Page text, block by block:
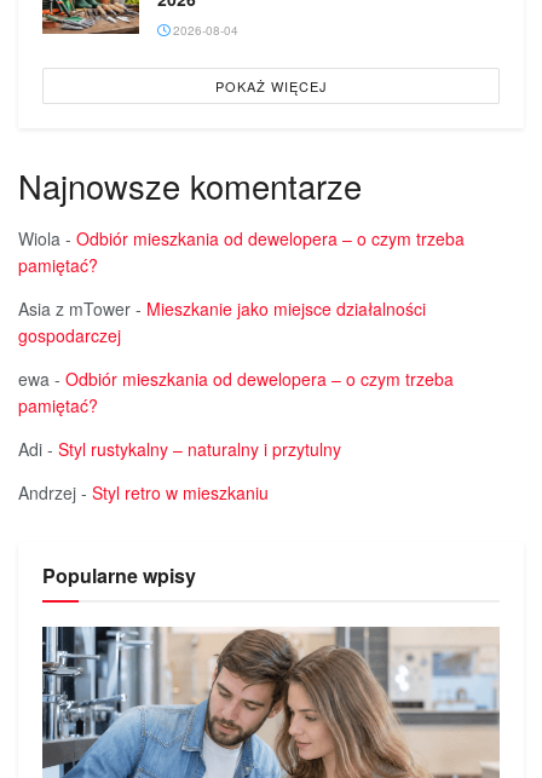
2026-08-04
POKAŻ WIĘCEJ
Najnowsze komentarze
Wiola - Odbiór mieszkania od dewelopera – o czym trzeba
pamiętać?
Asia z mTower - Mieszkanie jako miejsce działalności
gospodarczej
ewa - Odbiór mieszkania od dewelopera – o czym trzeba
pamiętać?
Adi - Styl rustykalny – naturalny i przytulny
Andrzej - Styl retro w mieszkaniu
Popularne wpisy